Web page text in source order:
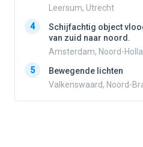
Leersum, Utrecht
4
Schijfachtig object
van zuid naar noord.
Amsterdam, Noord-
5
Bewegende lichten
Valkenswaard, Noord-